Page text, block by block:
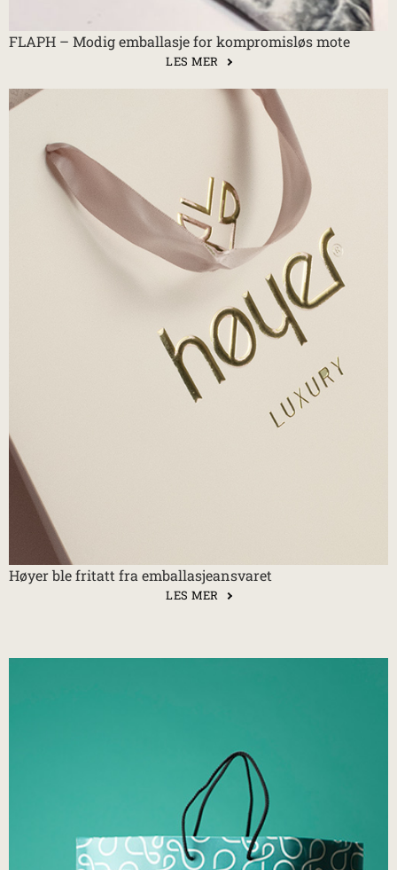
FLAPH – Modig emballasje for kompromisløs mote
LES MER
Høyer ble fritatt fra emballasjeansvaret
LES MER